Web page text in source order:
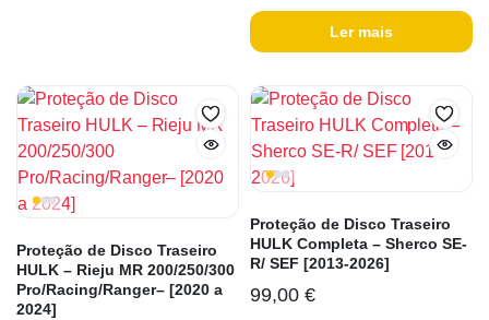
Ler mais
Proteção de Disco Traseiro
HULK – Rieju MR 200/250/300
Pro/Racing/Ranger– [2020 a
2024]
Proteção de Disco Traseiro
HULK Completa – Sherco SE-
R/ SEF [2013-2026]
99,00 €